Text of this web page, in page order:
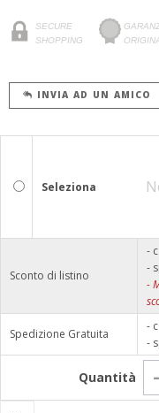
SECURE
SHOPPING
INVIA AD UN AMICO
Seleziona
Sconto di listino
-
-
-
Spedizione Gratuita
-
-
Quantità